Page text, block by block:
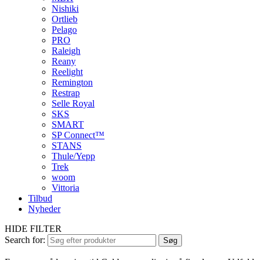
Nishiki
Ortlieb
Pelago
PRO
Raleigh
Reany
Reelight
Remington
Restrap
Selle Royal
SKS
SMART
SP Connect™
STANS
Thule/Yepp
Trek
woom
Vittoria
Tilbud
Nyheder
HIDE FILTER
Search for:
Søg